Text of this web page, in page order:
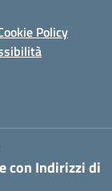
Policy
con Indirizzi di